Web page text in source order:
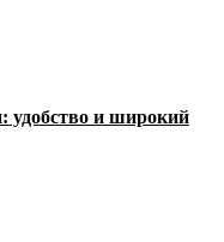
удобство и широкий